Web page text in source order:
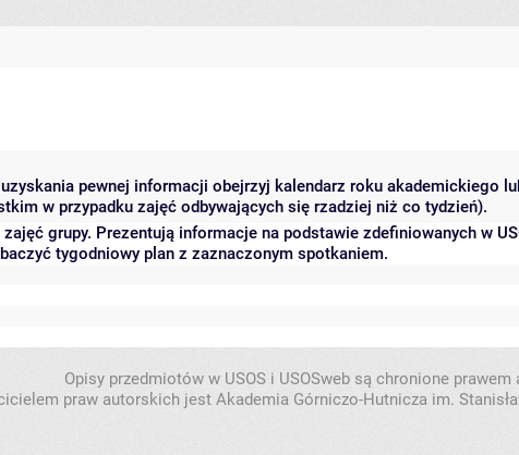
pewnej informacji obejrzyj kalendarz roku akademickiego
w przypadku zajęć odbywających się rzadziej niż co tydzień).
zajęć grupy. Prezentują informacje na podstawie zdefiniowanych w
tygodniowy plan z zaznaczonym spotkaniem.
Opisy przedmiotów w USOS i USOSweb są chronione
praw autorskich jest Akademia Górniczo-Hutnicza im.